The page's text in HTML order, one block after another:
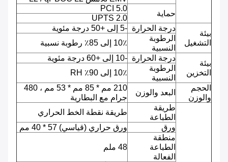
حماية
PCI 5.0
UPTS 2.0
بيئة
التشغيل
درجة الحرارة -5 إلى +50 درجة مئوية
الرطوبة
النسبية
10٪ إلى 85٪ رطوبة نسبية
بيئة
التخزين
درجة الحرارة -10 إلى +60 درجة مئوية
الرطوبة
النسبية
10٪ إلى 90٪ RH
الحجم
والوزن
البعد والوزن
210 مم * 85 مم * 53 مم ، 480
جرام مع البطارية
طريقة
الطباعة
طريقة نقطة الخط الحراري
ورق
ورق حراري (قياسي) 57 * 40 مم
منطقة
الطباعة
الفعالة
48 ملم